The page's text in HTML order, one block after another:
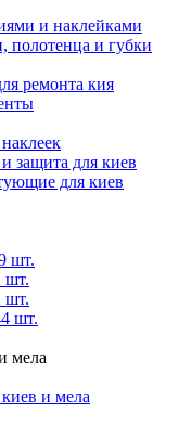
и наклейками
полотенца и губки
ремонта кия
защита для киев
для киев
шт.
шт.
шт.
шт.
мела
и мела